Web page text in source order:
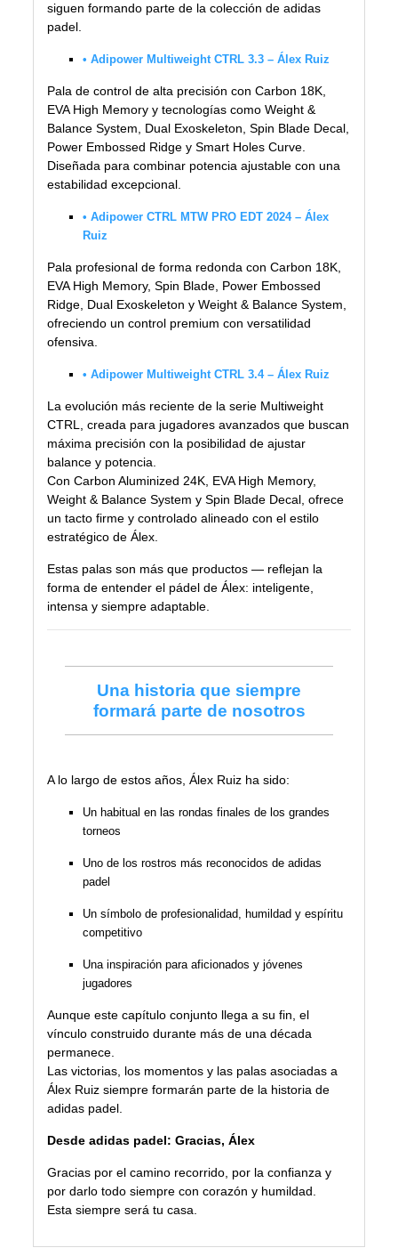
siguen formando parte de la colección de adidas
padel.
• Adipower Multiweight CTRL 3.3 – Álex Ruiz
Pala de control de alta precisión con Carbon 18K,
EVA High Memory y tecnologías como Weight &
Balance System, Dual Exoskeleton, Spin Blade Decal,
Power Embossed Ridge y Smart Holes Curve.
Diseñada para combinar potencia ajustable con una
estabilidad excepcional.
• Adipower CTRL MTW PRO EDT 2024 – Álex
Ruiz
Pala profesional de forma redonda con Carbon 18K,
EVA High Memory, Spin Blade, Power Embossed
Ridge, Dual Exoskeleton y Weight & Balance System,
ofreciendo un control premium con versatilidad
ofensiva.
• Adipower Multiweight CTRL 3.4 – Álex Ruiz
La evolución más reciente de la serie Multiweight
CTRL, creada para jugadores avanzados que buscan
máxima precisión con la posibilidad de ajustar
balance y potencia.
Con Carbon Aluminized 24K, EVA High Memory,
Weight & Balance System y Spin Blade Decal, ofrece
un tacto firme y controlado alineado con el estilo
estratégico de Álex.
Estas palas son más que productos — reflejan la
forma de entender el pádel de Álex: inteligente,
intensa y siempre adaptable.
Una historia que siempre
formará parte de nosotros
A lo largo de estos años, Álex Ruiz ha sido:
Un habitual en las rondas finales de los grandes
torneos
Uno de los rostros más reconocidos de adidas
padel
Un símbolo de profesionalidad, humildad y espíritu
competitivo
Una inspiración para aficionados y jóvenes
jugadores
Aunque este capítulo conjunto llega a su fin, el
vínculo construido durante más de una década
permanece.
Las victorias, los momentos y las palas asociadas a
Álex Ruiz siempre formarán parte de la historia de
adidas padel.
Desde adidas padel: Gracias, Álex
Gracias por el camino recorrido, por la confianza y
por darlo todo siempre con corazón y humildad.
Esta siempre será tu casa.